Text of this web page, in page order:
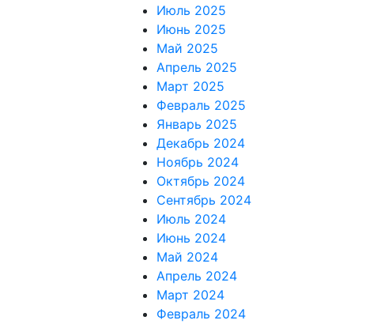
Июль 2025
Июнь 2025
Май 2025
Апрель 2025
Март 2025
Февраль 2025
Январь 2025
Декабрь 2024
Ноябрь 2024
Октябрь 2024
Сентябрь 2024
Июль 2024
Июнь 2024
Май 2024
Апрель 2024
Март 2024
Февраль 2024